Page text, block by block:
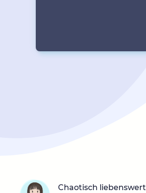
Chaotisch liebenswert